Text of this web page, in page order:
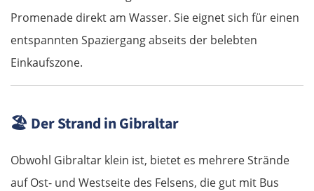
Promenade direkt am Wasser. Sie eignet sich für einen
entspannten Spaziergang abseits der belebten
Einkaufszone.
🏖️ Der Strand in Gibraltar
Obwohl Gibraltar klein ist, bietet es mehrere Strände
auf Ost- und Westseite des Felsens, die gut mit Bus
Lübben
Spreewald